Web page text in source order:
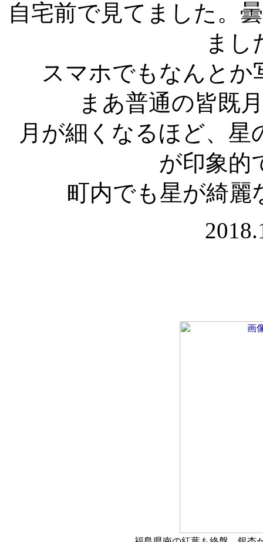
自宅前で見てました。
まし
スマホでもなんとか
まあ普通の皆既
月が細くなるほど、
が印象的
町内でも星が綺麗